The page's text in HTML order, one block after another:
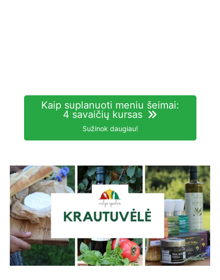
Kaip suplanuoti meniu šeimai:
4 savaičių kursas
Sužinok daugiau!